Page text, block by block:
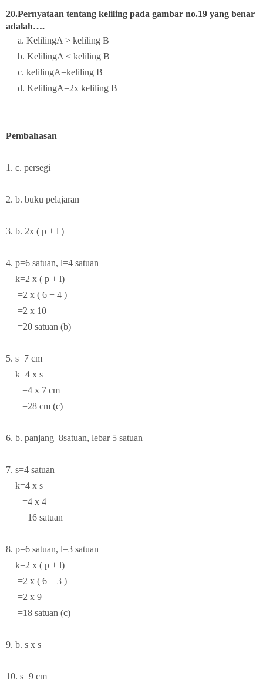
20.Pernyataan tentang keliling pada gambar no.19 yang benar
adalah….
a. KelilingA > keliling B
b. KelilingA < keliling B
c. kelilingA=keliling B
d. KelilingA=2x keliling B
Pembahasan
1. c. persegi
2. b. buku pelajaran
3. b. 2x ( p + l )
4. p=6 satuan, l=4 satuan
k=2 x ( p + l)
=2 x ( 6 + 4 )
=2 x 10
=20 satuan (b)
5. s=7 cm
k=4 x s
=4 x 7 cm
=28 cm (c)
6. b. panjang 8satuan, lebar 5 satuan
7. s=4 satuan
k=4 x s
=4 x 4
=16 satuan
8. p=6 satuan, l=3 satuan
k=2 x ( p + l)
=2 x ( 6 + 3 )
=2 x 9
=18 satuan (c)
9. b. s x s
10. s=9 cm